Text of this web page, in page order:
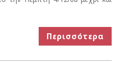
Περισσότερα